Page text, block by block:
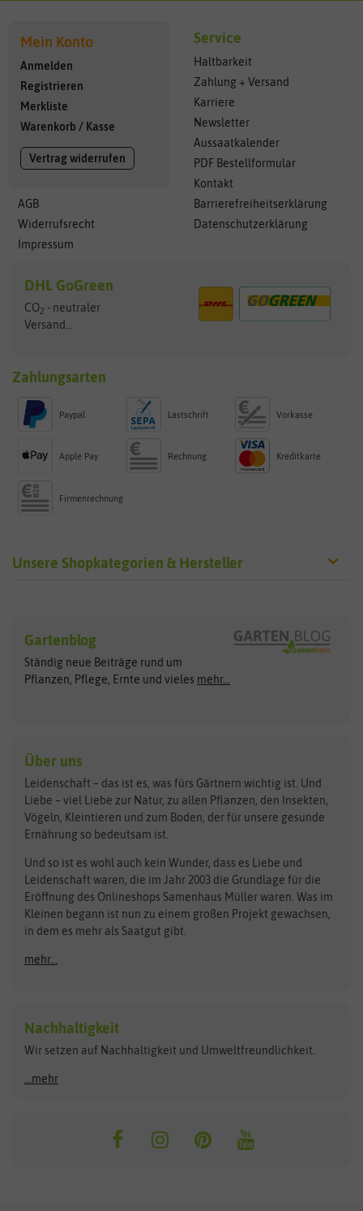
Mein Konto
Anmelden
Registrieren
Merkliste
Warenkorb / Kasse
Vertrag widerrufen
AGB
Widerrufsrecht
Impressum
Service
Haltbarkeit
Zahlung + Versand
Karriere
Newsletter
Aussaatkalender
PDF Bestellformular
Kontakt
Barrierefreiheitserklärung
Datenschutzerklärung
DHL GoGreen
CO2 - neutraler
Versand...
Zahlungsarten
Paypal Lastschrift Vorkasse
Apple Pay Rechnung Kreditkarte
Firmenrechnung
Unsere Shopkategorien & Hersteller
Exotische Samen
Gemüsesamen
Gründünger
Kräutersamen
Obstsamen
Pilzbrut
Rasensamen
Steckzwiebeln
Zimmer & Kübelpflanzen
Kataloge
Schnäppchen
Anzucht & Gartenzubehör
Anzuchtschalen
Heizmatte & Heizkabel
Kokos-Quelltabletten
Zimmergewächshaus
Arche Noah
ASB Greenworld
Benary
Bingenheimer Saatgut
Bionana
BIOWOL
Blumicorn
Bûten Birds
Carl Pabst
Clever Pots
COMPO
Dürr-Samen
Feldsaaten Freudenberger
Fertil
Flora Elite
Florissa
Flortis
Franchi Sementi
Hortitops
JUB Holland
Gartenblog
Ständig neue Beiträge rund um
Pflanzen, Pflege, Ernte und vieles mehr...
Über uns
Leidenschaft – das ist es, was fürs Gärtnern wichtig ist. Und
Liebe – viel Liebe zur Natur, zu allen Pflanzen, den Insekten,
Vögeln, Kleintieren und zum Boden, der für unsere gesunde
Ernährung so bedeutsam ist.
Und so ist es wohl auch kein Wunder, dass es Liebe und
Leidenschaft waren, die im Jahr 2003 die Grundlage für die
Eröffnung des Onlineshops Samenhaus Müller waren. Was im
Kleinen begann ist nun zu einem großen Projekt gewachsen,
in dem es mehr als Saatgut gibt.
mehr...
Nachhaltigkeit
Wir setzen auf Nachhaltigkeit und Umweltfreundlichkeit.
...mehr